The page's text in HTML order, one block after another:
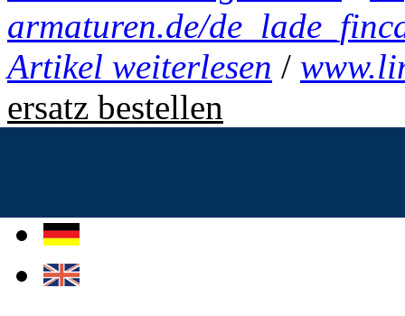
armaturen.de/
Artikel weiterlesen /
ersatz bestellen